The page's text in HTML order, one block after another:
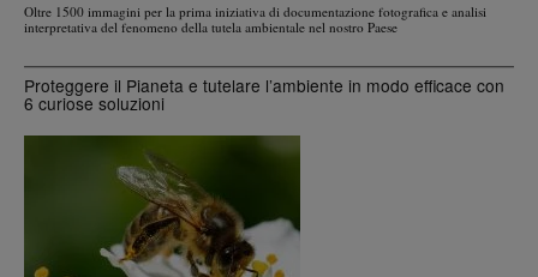
Oltre 1500 immagini per la prima iniziativa di documentazione fotografica e analisi
interpretativa del fenomeno della tutela ambientale nel nostro Paese
Proteggere il Pianeta e tutelare l’ambiente in modo efficace con
6 curiose soluzioni